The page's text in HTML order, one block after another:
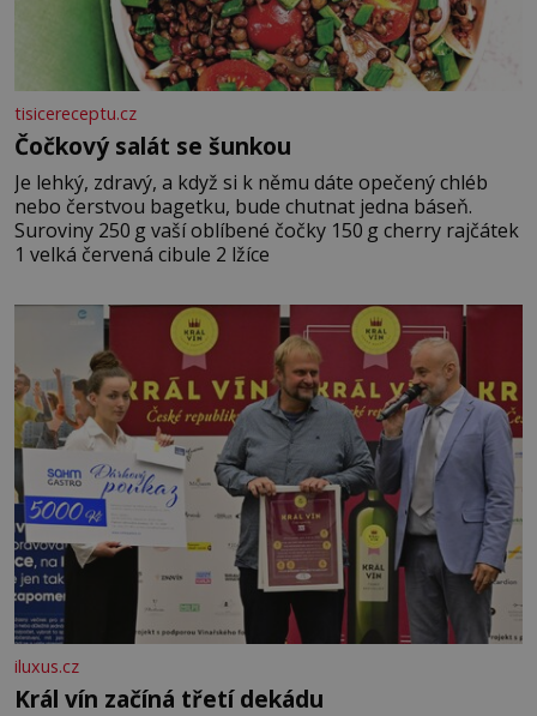
tisicereceptu.cz
Čočkový salát se šunkou
Je lehký, zdravý, a když si k němu dáte opečený chléb
nebo čerstvou bagetku, bude chutnat jedna báseň.
Suroviny 250 g vaší oblíbené čočky 150 g cherry rajčátek
1 velká červená cibule 2 lžíce
iluxus.cz
Král vín začíná třetí dekádu